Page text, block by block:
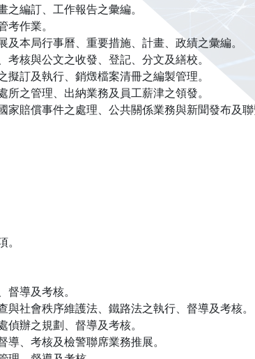
編訂、工作報告之彙編。
作業。
本局行事曆、重要措施、計畫、政績之彙編。
考核與公文之收發、登記、分文及繕校。
訂及執行、銷燬檔案清冊之編製管理。
之管理、出納業務及員工薪津之領發。
家賠償事件之處理、公共關係業務與新聞發布及
導及考核。
社會秩序維護法、鐵路法之執行、督導及考核。
辦之規劃、督導及考核。
、考核及檢警聯席業務推展。